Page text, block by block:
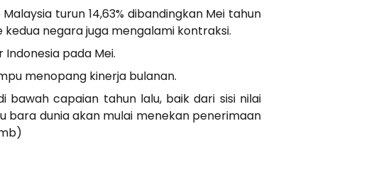
turun 14,63% dibandingkan Mei tahun
negara juga mengalami kontraksi.
pada Mei.
menopang kinerja bulanan.
bawah capaian tahun lalu, baik dari sisi nilai
bara dunia akan mulai menekan penerimaan